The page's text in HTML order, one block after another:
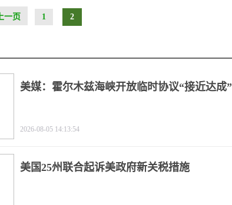
一页 1 2
美媒：霍尔木兹海峡开放临时协议“接近达成”
2026-08-05 14:13:54
美国25州联合起诉美政府新关税措施